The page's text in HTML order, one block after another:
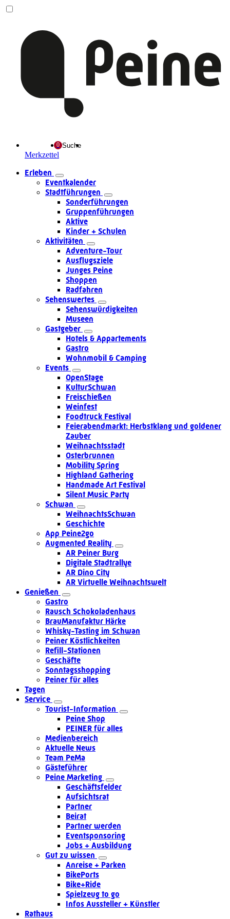
Merkzettel
Suche
Erleben
Eventkalender
Stadtführungen
Sonderführungen
Gruppenführungen
Aktive
Kinder + Schulen
Aktivitäten
Adventure-Tour
Ausflugsziele
Junges Peine
Shoppen
Radfahren
Sehenswertes
Sehenswürdigkeiten
Museen
Gastgeber
Hotels & Appartements
Gastro
Wohnmobil & Camping
Events
OpenStage
KulturSchwan
Freischießen
Weinfest
Foodtruck Festival
Feierabendmarkt: Herbstklang und goldener
Zauber
Weihnachtsstadt
Osterbrunnen
Mobility Spring
Highland Gathering
Handmade Art Festival
Silent Music Party
Schwan
WeihnachtsSchwan
Geschichte
App Peine2go
Augmented Reality
AR Peiner Burg
Digitale Stadtrallye
AR Dino City
AR Virtuelle Weihnachtswelt
Genießen
Gastro
Rausch Schokoladenhaus
BrauManufaktur Härke
Whisky-Tasting im Schwan
Peiner Köstlichkeiten
Refill-Stationen
Geschäfte
Sonntagsshopping
Peiner für alles
Tagen
Service
Tourist-Information
Peine Shop
PEINER für alles
Medienbereich
Aktuelle News
Team PeMa
Gästeführer
Peine Marketing
Geschäftsfelder
Aufsichtsrat
Partner
Beirat
Partner werden
Eventsponsoring
Jobs + Ausbildung
Gut zu wissen
Anreise + Parken
BikePorts
Bike+Ride
Spielzeug to go
Infos Aussteller + Künstler
Rathaus